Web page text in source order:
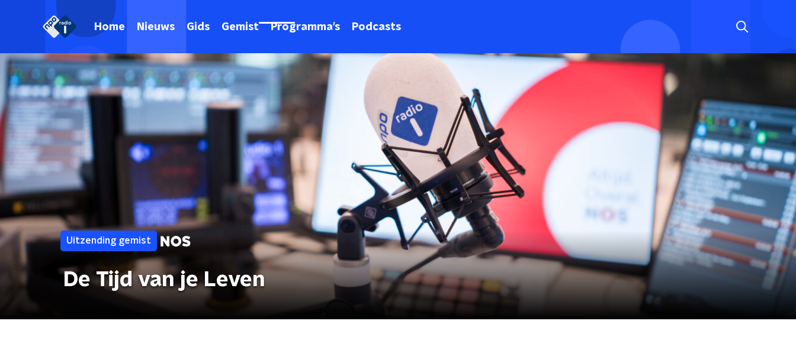
Home Nieuws Gids Gemist Programma's Podcasts
Uitzending gemist
De Tijd van je Leven